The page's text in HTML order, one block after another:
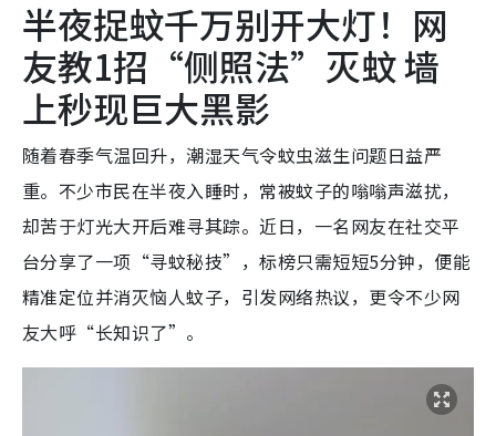
半夜捉蚊千万别开大灯！网
友教1招“侧照法”灭蚊 墙
上秒现巨大黑影
随着春季气温回升，潮湿天气令蚊虫滋生问题日益严
重。不少市民在半夜入睡时，常被蚊子的嗡嗡声滋扰，
却苦于灯光大开后难寻其踪。近日，一名网友在社交平
台分享了一项“寻蚊秘技”，标榜只需短短5分钟，便能
精准定位并消灭恼人蚊子，引发网络热议，更令不少网
友大呼“长知识了”。